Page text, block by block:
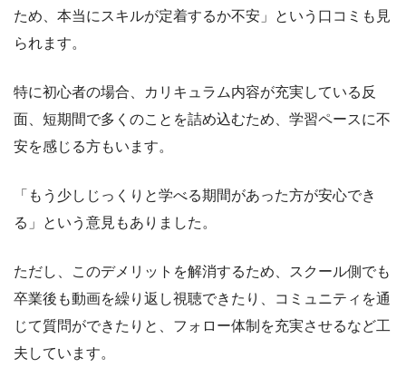
ため、本当にスキルが定着するか不安」という口コミも見
られます。
特に初心者の場合、カリキュラム内容が充実している反
面、短期間で多くのことを詰め込むため、学習ペースに不
安を感じる方もいます。
「もう少しじっくりと学べる期間があった方が安心でき
る」という意見もありました。
ただし、このデメリットを解消するため、スクール側でも
卒業後も動画を繰り返し視聴できたり、コミュニティを通
じて質問ができたりと、フォロー体制を充実させるなど工
夫しています。